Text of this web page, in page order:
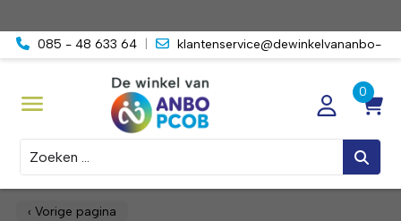
085 - 48 633 64
klantenservice@dewinkelvananbo-
Zoeken
‹ Vorige pagina